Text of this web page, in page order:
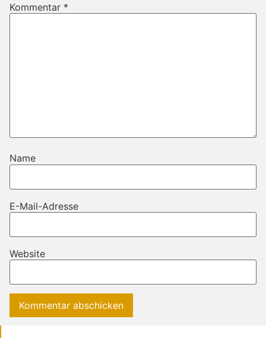
Kommentar *
Name
E-Mail-Adresse
Website